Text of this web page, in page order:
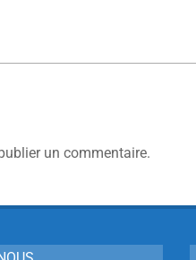
un commentaire.